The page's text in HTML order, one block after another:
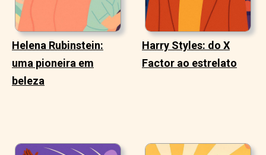
Helena Rubinstein:
uma pioneira em
beleza
Harry Styles: do X
Factor ao estrelato